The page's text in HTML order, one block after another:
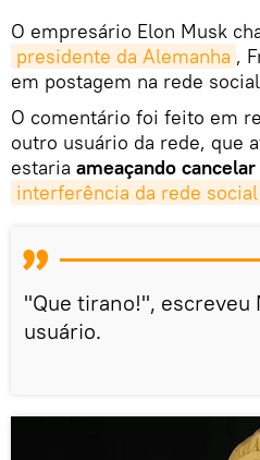
O empresário Elon Musk
presidente da Alemanha ,
em postagem na rede
O comentário foi feito em
outro usuário da rede, que
estaria ameaçando
interferência da rede social
"Que tirano!", escreveu
usuário.